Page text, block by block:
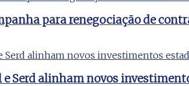
para renegociação de
Serd alinham novos